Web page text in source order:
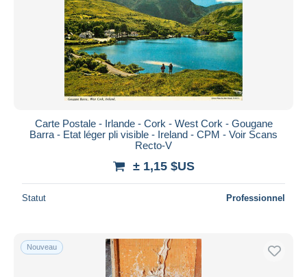
Carte Postale - Irlande - Cork - West Cork - Gougane
Barra - Etat léger pli visible - Ireland - CPM - Voir Scans
Recto-V
± 1,15 $US
Statut Professionnel
Nouveau